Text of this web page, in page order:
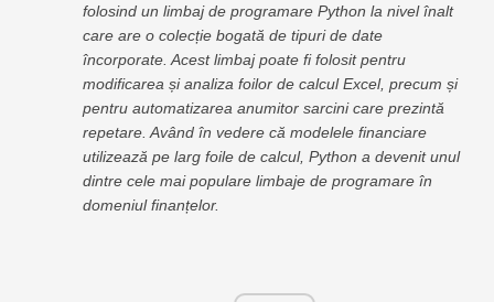
folosind un limbaj de programare Python la nivel înalt
care are o colecție bogată de tipuri de date
încorporate. Acest limbaj poate fi folosit pentru
modificarea și analiza foilor de calcul Excel, precum și
pentru automatizarea anumitor sarcini care prezintă
repetare. Având în vedere că modelele financiare
utilizează pe larg foile de calcul, Python a devenit unul
dintre cele mai populare limbaje de programare în
domeniul finanțelor.